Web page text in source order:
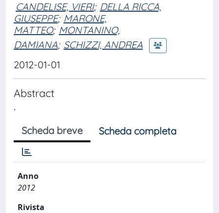
CANDELISE, VIERI; DELLA RICCA,
GIUSEPPE; MARONE,
MATTEO; MONTANINO,
DAMIANA; SCHIZZI, ANDREA
2012-01-01
Abstract
.
Scheda breve Scheda completa
Anno
2012
Rivista